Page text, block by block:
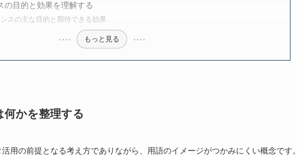
の目的と効果を理解する
スの主な目的と期待できる効果
もっと見る
かを整理する
用の前提となる考え方でありながら、用語のイメージがつかみにくい概念です。